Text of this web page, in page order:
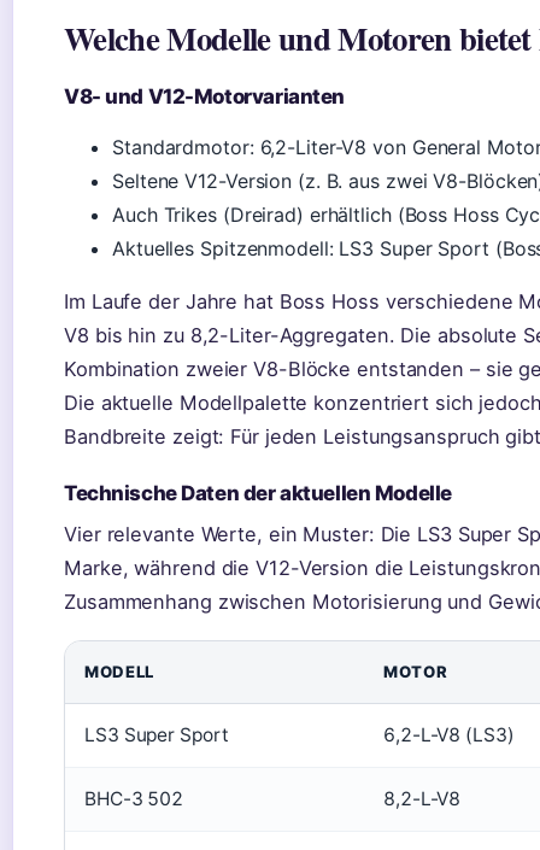
Welche Modelle und Motoren bietet
V8- und V12-Motorvarianten
Standardmotor: 6,2-Liter-V8 von General
Seltene V12-Version (z. B. aus zwei V8-
Auch Trikes (Dreirad) erhältlich (Boss Hoss
Aktuelles Spitzenmodell: LS3 Super Sport
Im Laufe der Jahre hat Boss Hoss verschiedene
V8 bis hin zu 8,2-Liter-Aggregaten. Die absolute
Kombination zweier V8-Blöcke entstanden – sie
Die aktuelle Modellpalette konzentriert sich
Bandbreite zeigt: Für jeden Leistungsanspruch
Technische Daten der aktuellen Modelle
Vier relevante Werte, ein Muster: Die LS3 Super
Marke, während die V12-Version die
Zusammenhang zwischen Motorisierung und
MODELL MOTOR
LS3 Super Sport 6,2-L-V8 (LS3)
BHC-3 502 8,2-L-V8